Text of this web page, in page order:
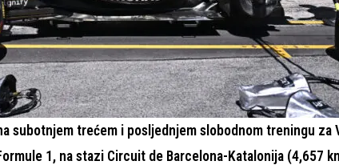
subotnjem trećem i posljednjem slobodnom treningu za
1, na stazi Circuit de Barcelona-Katalonija (4,657